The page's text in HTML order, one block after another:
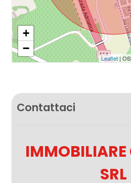
+
−
Leaflet|
Contattaci
IMMOBILIARE
SRL